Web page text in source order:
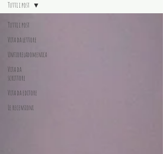
Tutti i post
Vita da lettore
Unfioreladomenica
Vita da
scrittore
Vita da editore
Le recensioni
Tutti i post